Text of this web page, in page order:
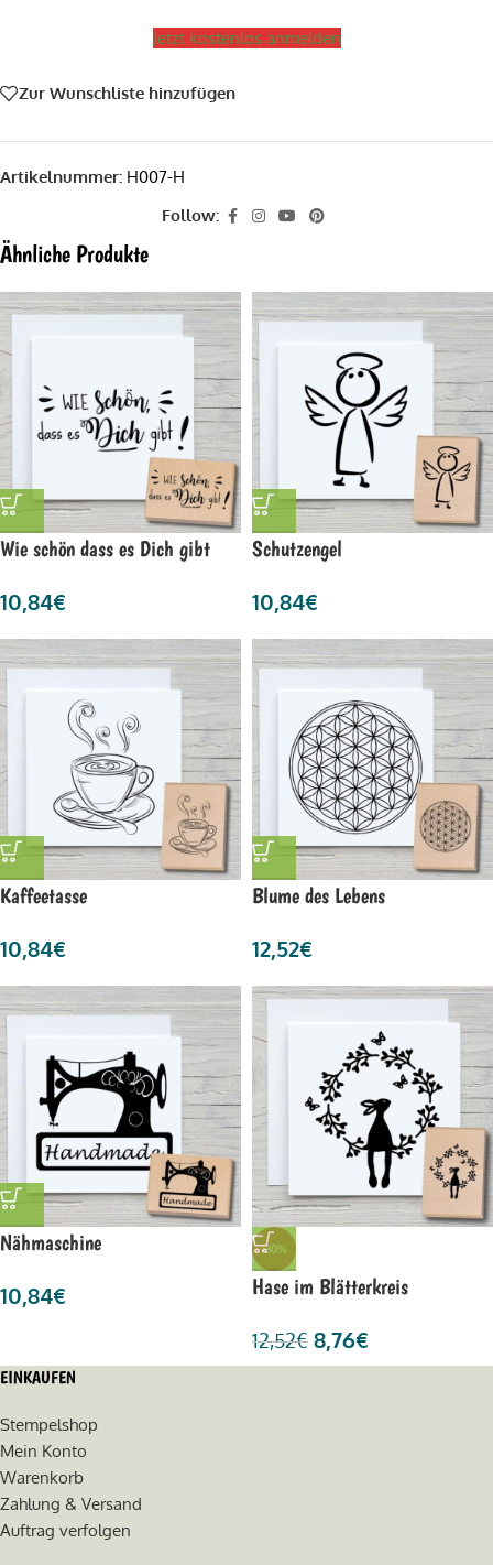
Jetzt kostenlos anmelden
Zur Wunschliste hinzufügen
Artikelnummer: H007-H
Follow:
Ähnliche Produkte
Wie schön dass es Dich gibt
10,84€
Schutzengel
10,84€
Kaffeetasse
10,84€
Blume des Lebens
12,52€
Nähmaschine
10,84€
-30%
Hase im Blätterkreis
12,52€ 8,76€
EINKAUFEN
Stempelshop
Mein Konto
Warenkorb
Zahlung & Versand
Auftrag verfolgen